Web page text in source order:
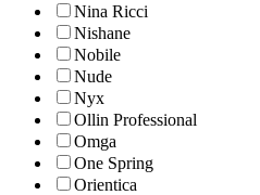
Nina Ricci
Nishane
Nobile
Nude
Nyx
Ollin Professional
Omga
One Spring
Orientica